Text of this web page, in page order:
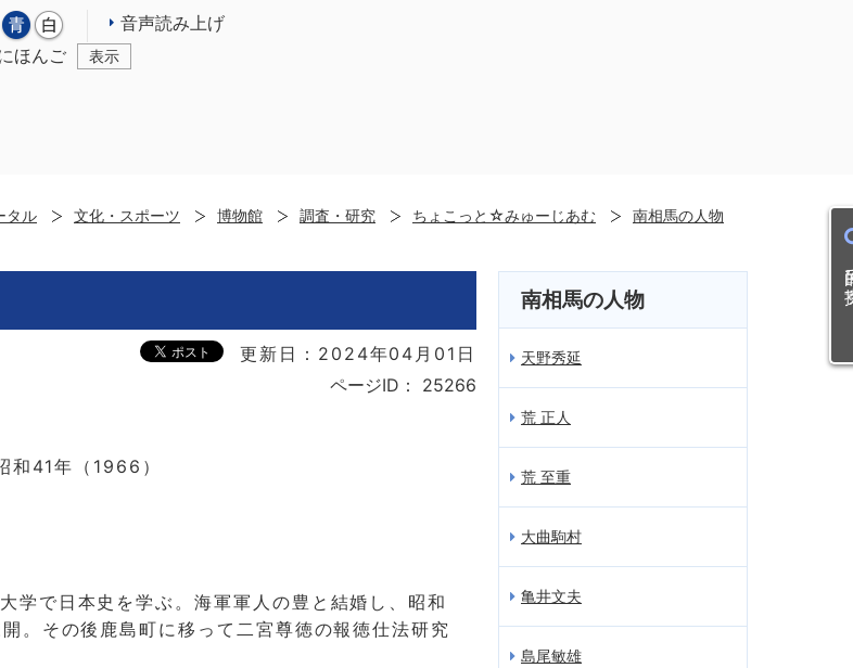
音声読み上げ
ほんご 表示
目
タル 文化・スポーツ 博物館 調査・研究 ちょこっと☆みゅーじあむ
南相馬の人物
更新日：2024年04月01日
ページID：
25266
和41年（1966）
学で日本史を学ぶ。海軍軍人の豊と結婚し、昭和
。その後鹿島町に移って二宮尊徳の報徳仕法研究
南相馬の人物
天野秀延
荒 正人
荒 至重
大曲駒村
亀井文夫
島尾敏雄